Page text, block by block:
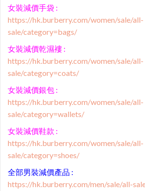
女裝減價手袋 :
https://hk.burberry.com/women/sale/all-
sale/category=bags/
女裝減價乾濕褸 :
https://hk.burberry.com/women/sale/all-
sale/category=coats/
女裝減價銀包 :
https://hk.burberry.com/women/sale/all-
sale/category=wallets/
女裝減價鞋款 :
https://hk.burberry.com/women/sale/all-
sale/category=shoes/
全部男裝減價產品 :
https://hk.burberry.com/men/sale/all-